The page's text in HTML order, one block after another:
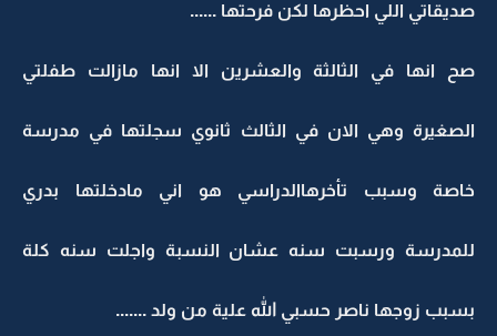
صديقاتي اللي احظرها لكن فرحتها ......
صح انها في الثالثة والعشرين الا انها مازالت طفلتي
الصغيرة وهي الان في الثالث ثانوي سجلتها في مدرسة
خاصة وسبب تأخرهاالدراسي هو اني مادخلتها بدري
للمدرسة ورسبت سنه عشان النسبة واجلت سنه كلة
بسبب زوجها ناصر حسبي الله علية من ولد .......